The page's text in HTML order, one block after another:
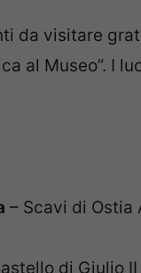
da visitare
al Museo”. I
– Scavi di Ostia
di Giulio II